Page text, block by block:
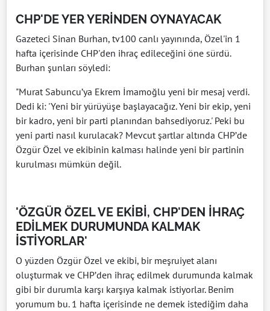
CHP'DE YER YERİNDEN OYNAYACAK
Gazeteci Sinan Burhan, tv100 canlı yayınında, Özel'in 1
hafta içerisinde CHP'den ihraç edileceğini öne sürdü.
Burhan şunları söyledi:
"Murat Sabuncu’ya Ekrem İmamoğlu yeni bir mesaj verdi.
Dedi ki: 'Yeni bir yürüyüşe başlayacağız. Yeni bir ekip, yeni
bir kadro, yeni bir parti planından bahsediyoruz.' Peki bu
yeni parti nasıl kurulacak? Mevcut şartlar altında CHP’de
Özgür Özel ve ekibinin kalması halinde yeni bir partinin
kurulması mümkün değil.
'ÖZGÜR ÖZEL VE EKİBİ, CHP'DEN İHRAÇ
EDİLMEK DURUMUNDA KALMAK
İSTİYORLAR'
O yüzden Özgür Özel ve ekibi, bir meşruiyet alanı
oluşturmak ve CHP’den ihraç edilmek durumunda kalmak
gibi bir durumla karşı karşıya kalmak istiyorlar. Benim
yorumum bu. 1 hafta içerisinde ne demek istediğim daha